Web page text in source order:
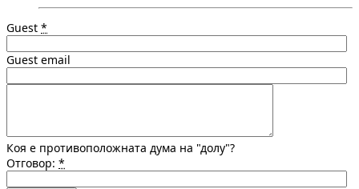
Guest *
Guest email
Коя е противоположната дума на "долу"?
Отговор: *